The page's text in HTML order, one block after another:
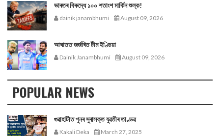
ভাৰতৰ বিৰুদ্ধে ১০০ শতাংশ মার্কিন শুল্ক!
dainik janambhumi August 09, 2026
আঘাতত জৰ্জৰিত টীম ইণ্ডিয়া
Dainik Janambhumi August 09, 2026
POPULAR NEWS
গুৱাহাটীত পুনৰ সুৰাসক্ত যুৱতীৰ তাণ্ডৱ
Kakali Deka March 27, 2025